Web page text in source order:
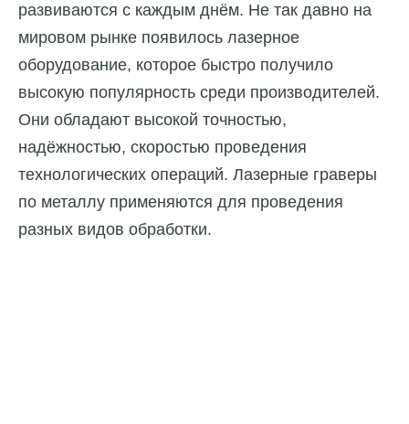
развиваются с каждым днём. Не так давно на
мировом рынке появилось лазерное
оборудование, которое быстро получило
высокую популярность среди производителей.
Они обладают высокой точностью,
надёжностью, скоростью проведения
технологических операций. Лазерные граверы
по металлу применяются для проведения
разных видов обработки.